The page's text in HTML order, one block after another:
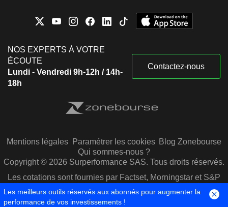
NOS EXPERTS À VOTRE
ÉCOUTE
Lundi - Vendredi 9h-12h / 14h-
18h
Contactez-nous
Mentions légales Paramétrer les cookies Blog Zonebourse
Qui sommes-nous ?
Copyright © 2026 Surperformance SAS. Tous droits réservés.
Les cotations sont fournies par Factset, Morningstar et S&P
Capital IQ
Les meilleurs outils réservés aux abonnés pour augmenter la
performance de vos investissements !